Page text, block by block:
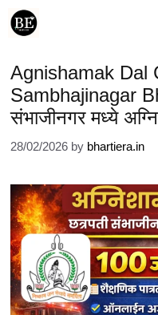
Skip
Agnishamak Dal
Sambhajinagar
संभाजीनगर मध्ये
28/02/2026 by bhartiera.in